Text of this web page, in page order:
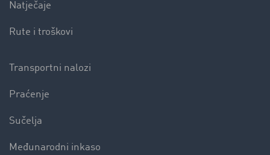
Natječaje
Rute i troškovi
Transportni nalozi
Praćenje
Sučelja
Međunarodni inkaso